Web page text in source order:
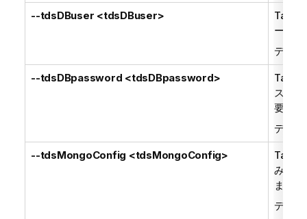
--tdsDBuser <tdsDBuser>
ーザ
デフ
--tdsDBpassword <tdsDBpassword>
スワ
要)。
デフ
--tdsMongoConfig <tdsMongoConfig>
み
ます。
デフ